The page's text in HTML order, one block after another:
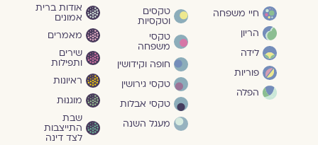
חיי משפחה
הריון
לידה
פוריות
הפלה
טקסים
וטקסיות
טקסי
משפחה
חופה וקידושין
טקסי גירושין
טקסי אבלות
מעגל השנה
אודות ברית
אמונים
מאמרים
שירים
ותפילות
ראיונות
מוגנוּת
שבת
התייצבות
לצד דינה